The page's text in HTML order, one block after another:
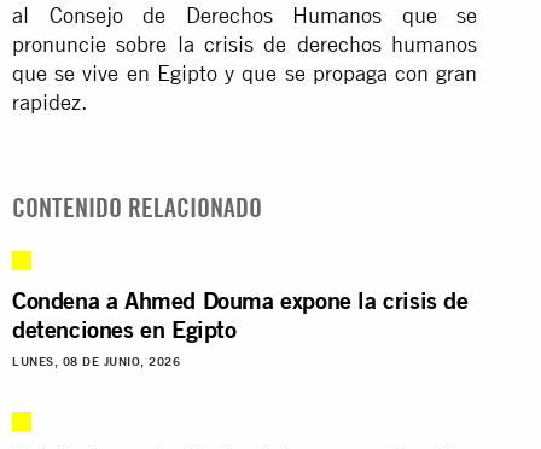
al Consejo de Derechos Humanos que se
pronuncie sobre la crisis de derechos humanos
que se vive en Egipto y que se propaga con gran
rapidez.
CONTENIDO RELACIONADO
Condena a Ahmed Douma expone la crisis de
detenciones en Egipto
LUNES, 08 DE JUNIO, 2026